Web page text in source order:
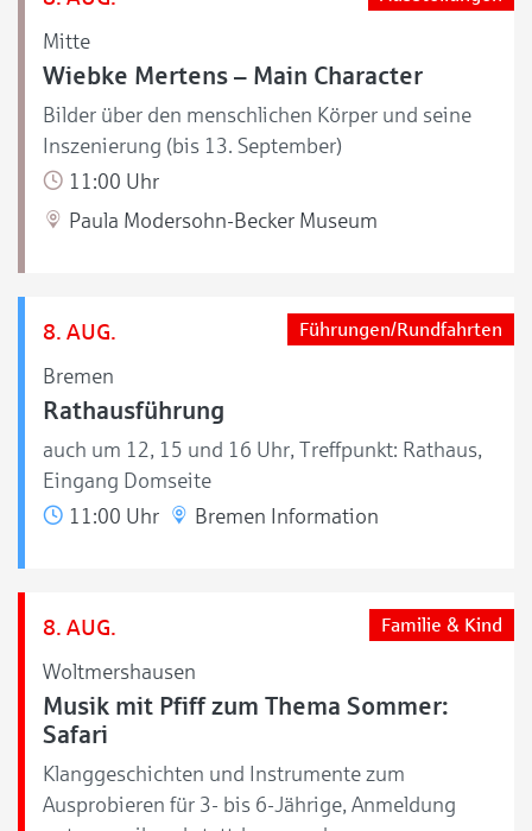
Mitte
Wiebke Mertens – Main Character
Bilder über den menschlichen Körper und seine
Inszenierung (bis 13. September)
11:00 Uhr
Paula Modersohn-Becker Museum
8. AUG.
Bremen
Führungen/Rundfahrten
Rathausführung
auch um 12, 15 und 16 Uhr, Treffpunkt: Rathaus,
Eingang Domseite
11:00 Uhr
Bremen Information
8. AUG.
Woltmershausen
Familie & Kind
Musik mit Pfiff zum Thema Sommer:
Safari
Klanggeschichten und Instrumente zum
Ausprobieren für 3- bis 6-Jährige, Anmeldung